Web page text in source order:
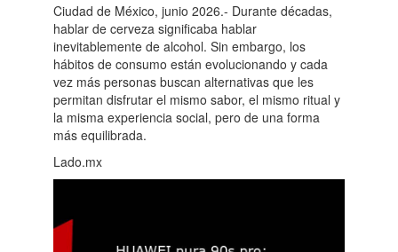
Ciudad de México, junio 2026.- Durante décadas,
hablar de cerveza significaba hablar
inevitablemente de alcohol. Sin embargo, los
hábitos de consumo están evolucionando y cada
vez más personas buscan alternativas que les
permitan disfrutar el mismo sabor, el mismo ritual y
la misma experiencia social, pero de una forma
más equilibrada.
Lado.mx